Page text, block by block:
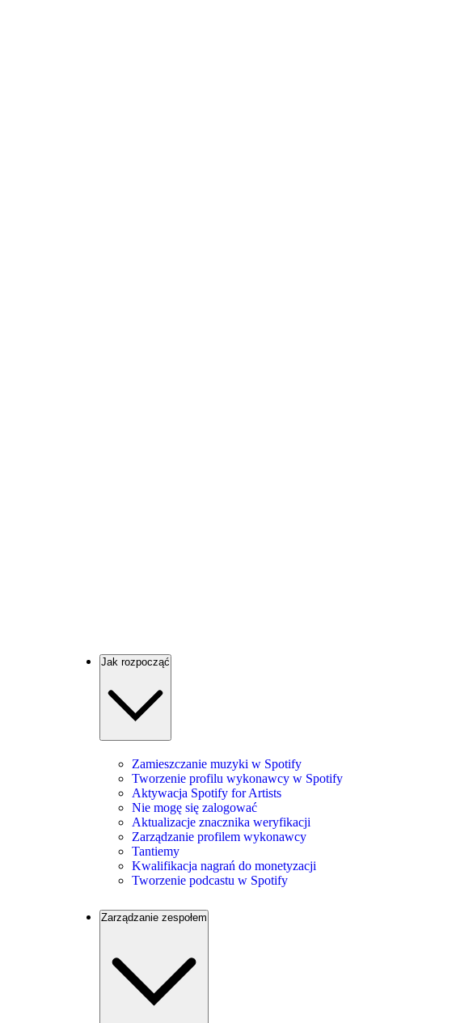
Jak rozpocząć
Zamieszczanie muzyki w Spotify
Tworzenie profilu wykonawcy w Spotify
Aktywacja Spotify for Artists
Nie mogę się zalogować
Aktualizacje znacznika weryfikacji
Zarządzanie profilem wykonawcy
Tantiemy
Kwalifikacja nagrań do monetyzacji
Tworzenie podcastu w Spotify
Zarządzanie zespołem